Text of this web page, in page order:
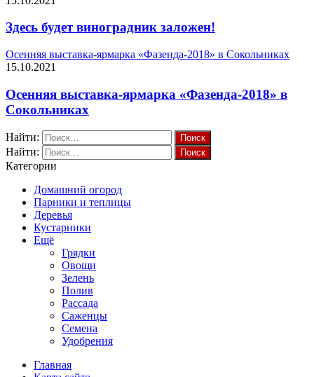
Здесь будет виноградник заложен!
Осенняя выставка-ярмарка «Фазенда-2018» в Сокольниках
15.10.2021
Осенняя выставка-ярмарка «Фазенда-2018» в
Сокольниках
Найти:
Найти:
Категории
Домашний огород
Парники и теплицы
Деревья
Кустарники
Ещё
Грядки
Овощи
Зелень
Полив
Рассада
Саженцы
Семена
Удобрения
Главная